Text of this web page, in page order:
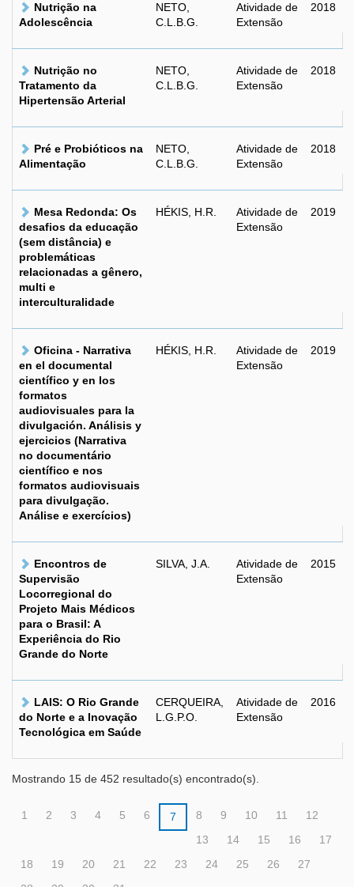
Nutrição na
Adolescência
NETO,
C.L.B.G.
Atividade de
Extensão
2018
Nutrição no
Tratamento da
Hipertensão Arterial
NETO,
C.L.B.G.
Atividade de
Extensão
2018
Pré e Probióticos na
Alimentação
NETO,
C.L.B.G.
Atividade de
Extensão
2018
Mesa Redonda: Os
desafios da educação
(sem distância) e
problemáticas
relacionadas a gênero,
multi e
interculturalidade
HÉKIS, H.R.
Atividade de
Extensão
2019
Oficina - Narrativa
en el documental
científico y en los
formatos
audiovisuales para la
divulgación. Análisis y
ejercicios (Narrativa
no documentário
científico e nos
formatos audiovisuais
para divulgação.
Análise e exercícios)
HÉKIS, H.R.
Atividade de
Extensão
2019
Encontros de
Supervisão
Locorregional do
Projeto Mais Médicos
para o Brasil: A
Experiência do Rio
Grande do Norte
SILVA, J.A.
Atividade de
Extensão
2015
LAIS: O Rio Grande
do Norte e a Inovação
Tecnológica em Saúde
CERQUEIRA,
L.G.P.O.
Atividade de
Extensão
2016
Mostrando 15 de 452 resultado(s) encontrado(s).
1 2 3 4 5 6 7 8 9 10 11
12
13
14 15 16
17
18
19 20 21 22 23 24 25 26
27